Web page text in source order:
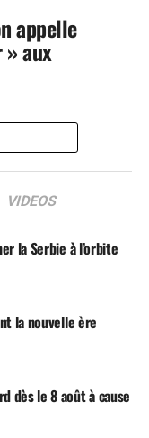
appelle
» aux
VIDEOS
la Serbie à l’orbite
la nouvelle ère
dès le 8 août à cause